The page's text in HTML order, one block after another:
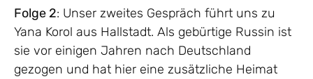
Folge 2: Unser zweites Gespräch führt uns zu
Yana Korol aus Hallstadt. Als gebürtige Russin ist
sie vor einigen Jahren nach Deutschland
gezogen und hat hier eine zusätzliche Heimat